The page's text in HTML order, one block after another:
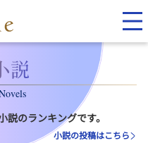
説のランキングです。
小説の投稿はこちら